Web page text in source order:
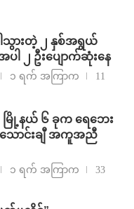
ါသွားတဲ့ ၂ နှစ်အရွယ်
ါ ၂ ဦးပျောက်ဆုံးနေ
၁ ရက် အကြာက
11
မြို့နယ် ၆ ခုက ရေဘေး
ောင်းချီ အကူအညီ
၁ ရက် အကြာက
33